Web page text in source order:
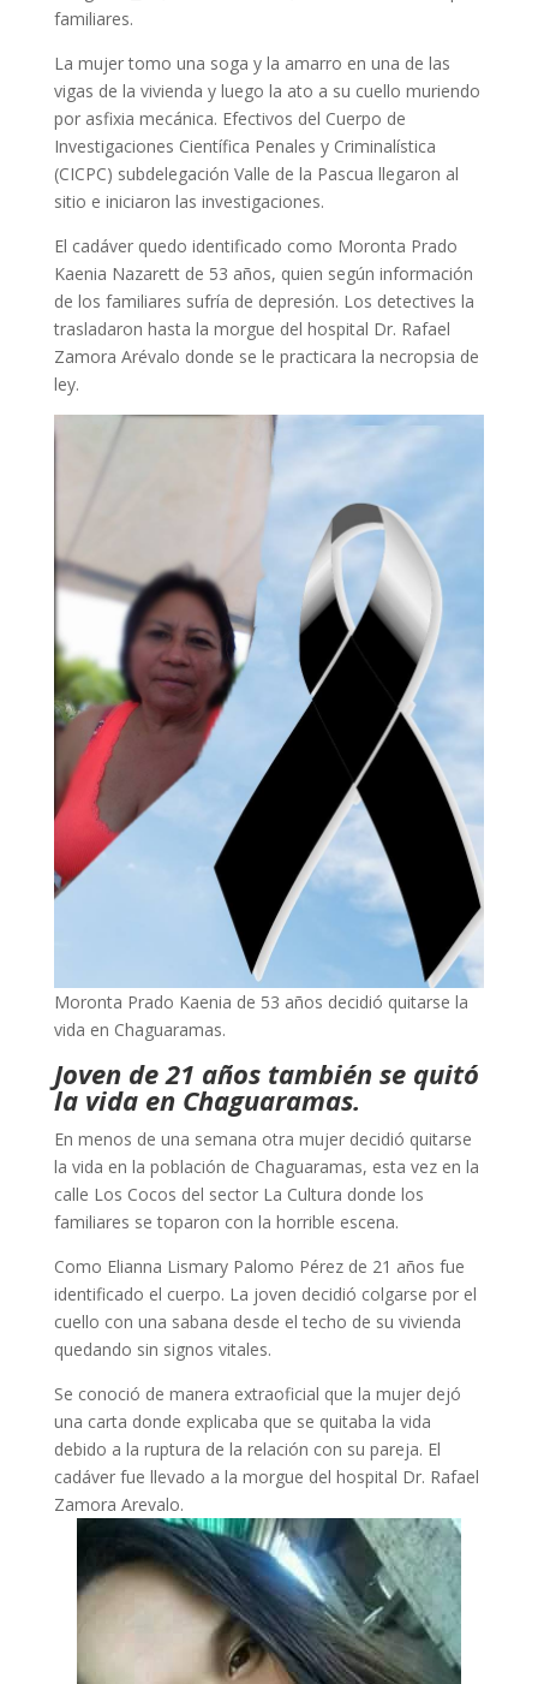
familiares.
La mujer tomo una soga y la amarro en una de las
vigas de la vivienda y luego la ato a su cuello muriendo
por asfixia mecánica. Efectivos del Cuerpo de
Investigaciones Científica Penales y Criminalística
(CICPC) subdelegación Valle de la Pascua llegaron al
sitio e iniciaron las investigaciones.
El cadáver quedo identificado como Moronta Prado
Kaenia Nazarett de 53 años, quien según información
de los familiares sufría de depresión. Los detectives la
trasladaron hasta la morgue del hospital Dr. Rafael
Zamora Arévalo donde se le practicara la necropsia de
ley.
Moronta Prado Kaenia de 53 años decidió quitarse la
vida en Chaguaramas.
Joven de 21 años también se quitó
la vida en Chaguaramas.
En menos de una semana otra mujer decidió quitarse
la vida en la población de Chaguaramas, esta vez en la
calle Los Cocos del sector La Cultura donde los
familiares se toparon con la horrible escena.
Como Elianna Lismary Palomo Pérez de 21 años fue
identificado el cuerpo. La joven decidió colgarse por el
cuello con una sabana desde el techo de su vivienda
quedando sin signos vitales.
Se conoció de manera extraoficial que la mujer dejó
una carta donde explicaba que se quitaba la vida
debido a la ruptura de la relación con su pareja. El
cadáver fue llevado a la morgue del hospital Dr. Rafael
Zamora Arevalo.